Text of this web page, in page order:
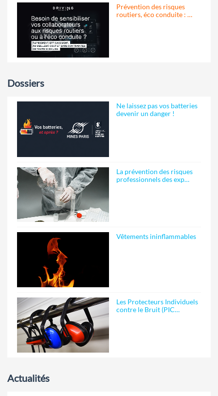
Prévention des risques
routiers, éco conduite : …
Dossiers
Ne laissez pas vos batteries
devenir un danger !
La prévention des risques
professionnels des exp…
Vêtements ininflammables
Les Protecteurs Individuels
contre le Bruit (PIC…
Actualités